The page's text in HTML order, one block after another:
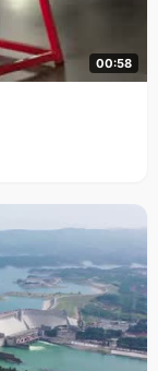
00:58